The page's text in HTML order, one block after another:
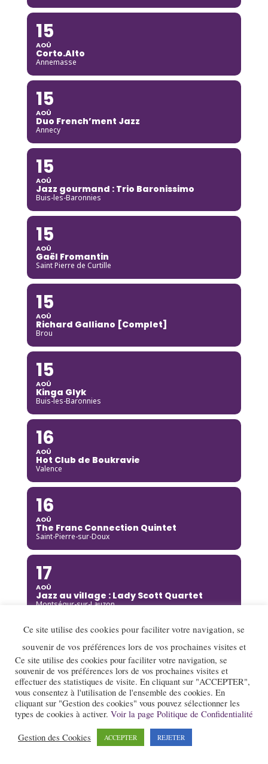
15
AOÛ
Corto.Alto
Annemasse
15
AOÛ
Duo French’ment Jazz
Annecy
15
AOÛ
Jazz gourmand : Trio Baronissimo
Buis-les-Baronnies
15
AOÛ
Gaël Fromantin
Saint Pierre de Curtille
15
AOÛ
Richard Galliano [Complet]
Brou
15
AOÛ
Kinga Glyk
Buis-les-Baronnies
16
AOÛ
Hot Club de Boukravie
Valence
16
AOÛ
The Franc Connection Quintet
Saint-Pierre-sur-Doux
17
AOÛ
Jazz au village : Lady Scott Quartet
Montségur-sur-Lauzon
18
Djoukil Jazz Band
Annecy
18
Camille Heim Quintet
La Garde-Adhémar
Ce site utilise des cookies pour faciliter votre navigation, se
souvenir de vos préférences lors de vos prochaines visites et
Ce site utilise des cookies pour faciliter votre navigation, se
souvenir de vos préférences lors de vos prochaines visites et
effectuer des statistiques de visite. En cliquant sur "ACCEPTER",
vous consentez à l'utilisation de l'ensemble des cookies. En
cliquant sur "Gestion des cookies" vous pouvez sélectionner les
types de cookies à activer. Voir la page Politique de Confidentialité
Gestion des Cookies ACCEPTER REJETER